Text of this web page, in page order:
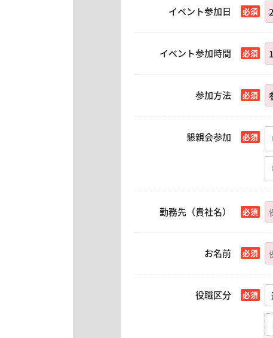
イベント参加日
イベント参加時間
参加方法
懇親会参加
勤務先（貴社名）
お名前
役職区分